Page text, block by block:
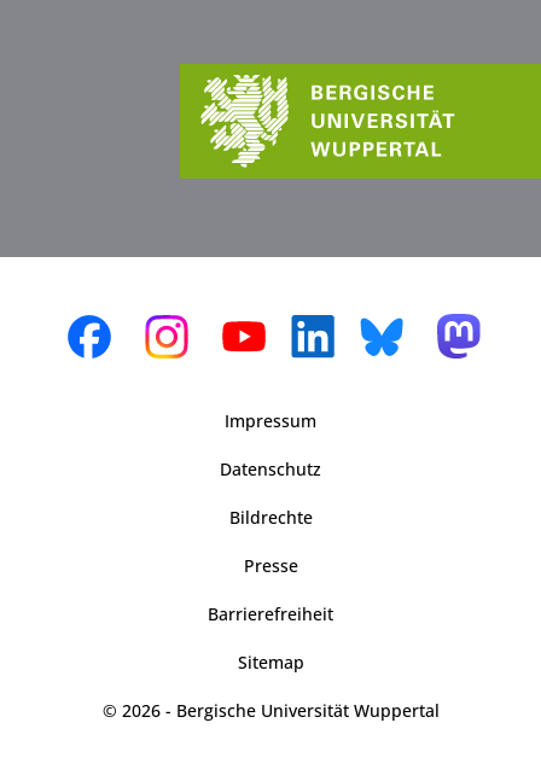
Impressum
Datenschutz
Bildrechte
Presse
Barrierefreiheit
Sitemap
© 2026 - Bergische Universität Wuppertal